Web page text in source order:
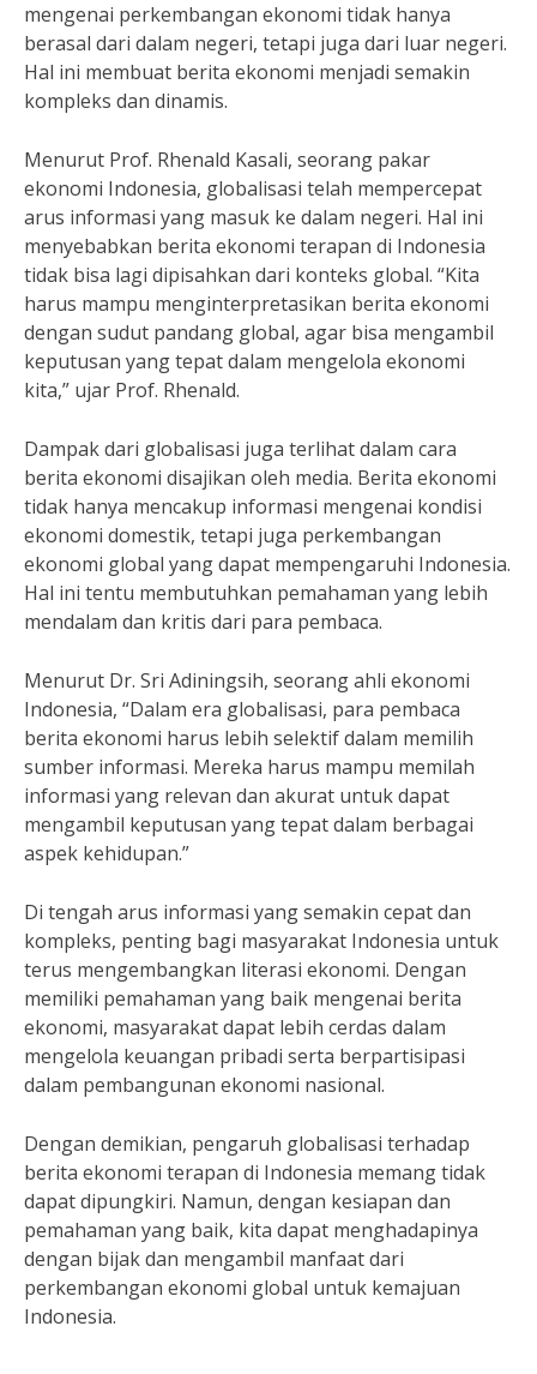
mengenai perkembangan ekonomi tidak hanya
berasal dari dalam negeri, tetapi juga dari luar negeri.
Hal ini membuat berita ekonomi menjadi semakin
kompleks dan dinamis.
Menurut Prof. Rhenald Kasali, seorang pakar
ekonomi Indonesia, globalisasi telah mempercepat
arus informasi yang masuk ke dalam negeri. Hal ini
menyebabkan berita ekonomi terapan di Indonesia
tidak bisa lagi dipisahkan dari konteks global. “Kita
harus mampu menginterpretasikan berita ekonomi
dengan sudut pandang global, agar bisa mengambil
keputusan yang tepat dalam mengelola ekonomi
kita,” ujar Prof. Rhenald.
Dampak dari globalisasi juga terlihat dalam cara
berita ekonomi disajikan oleh media. Berita ekonomi
tidak hanya mencakup informasi mengenai kondisi
ekonomi domestik, tetapi juga perkembangan
ekonomi global yang dapat mempengaruhi Indonesia.
Hal ini tentu membutuhkan pemahaman yang lebih
mendalam dan kritis dari para pembaca.
Menurut Dr. Sri Adiningsih, seorang ahli ekonomi
Indonesia, “Dalam era globalisasi, para pembaca
berita ekonomi harus lebih selektif dalam memilih
sumber informasi. Mereka harus mampu memilah
informasi yang relevan dan akurat untuk dapat
mengambil keputusan yang tepat dalam berbagai
aspek kehidupan.”
Di tengah arus informasi yang semakin cepat dan
kompleks, penting bagi masyarakat Indonesia untuk
terus mengembangkan literasi ekonomi. Dengan
memiliki pemahaman yang baik mengenai berita
ekonomi, masyarakat dapat lebih cerdas dalam
mengelola keuangan pribadi serta berpartisipasi
dalam pembangunan ekonomi nasional.
Dengan demikian, pengaruh globalisasi terhadap
berita ekonomi terapan di Indonesia memang tidak
dapat dipungkiri. Namun, dengan kesiapan dan
pemahaman yang baik, kita dapat menghadapinya
dengan bijak dan mengambil manfaat dari
perkembangan ekonomi global untuk kemajuan
Indonesia.